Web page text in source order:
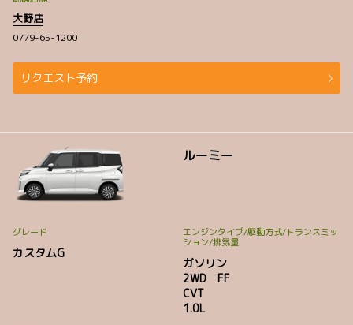
大野店
0779-65-1200
リクエスト予約
ルーミー
グレード
カスタムG
エンジンタイプ/駆動方式/トランスミッ
ション/排気量
ガソリン
2WD FF
CVT
1.0L